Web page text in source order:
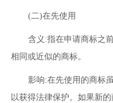
(二)在先使用
含义:指在申请商标之
相同或近似的商标。
影响:在先使用的商标
以获得法律保护。如果新